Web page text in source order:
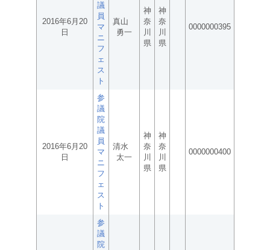
2016年6月20
日
議
員
マ
ニ
フ
ェ
ス
ト
真山
勇一
神
奈
川
県
神
奈
川
県
0000000395
2016年6月20
日
参
議
院
議
員
マ
ニ
フ
ェ
ス
ト
清水
太一
神
奈
川
県
神
奈
川
県
0000000400
参
議
院